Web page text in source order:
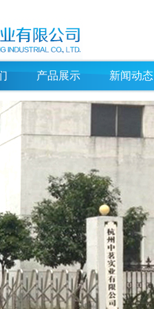
产品展示 新闻动态